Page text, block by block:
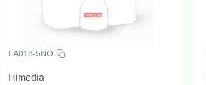
LA018-5NO
Himedia